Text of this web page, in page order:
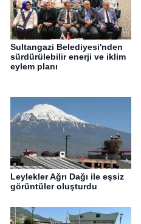
Sultangazi Belediyesi'nden
sürdürülebilir enerji ve iklim
eylem planı
Leylekler Ağrı Dağı ile eşsiz
görüntüler oluşturdu